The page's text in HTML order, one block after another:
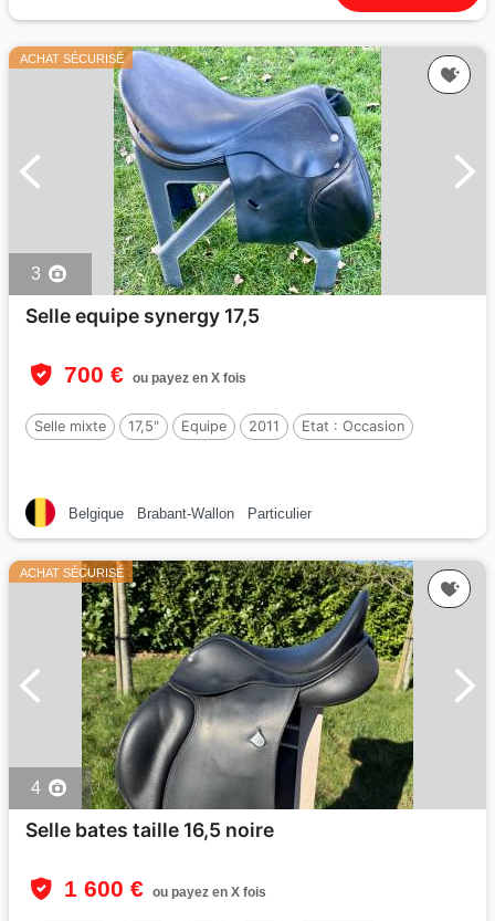
ACHAT SÉCURISÉ
3
Selle equipe synergy 17,5
700 € ou payez en X fois
Selle mixte 17,5" Equipe 2011 Etat : Occasion
Belgique Brabant-Wallon Particulier
ACHAT SÉCURISÉ
4
Selle bates taille 16,5 noire
1 600 € ou payez en X fois